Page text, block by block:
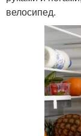
велосипед.